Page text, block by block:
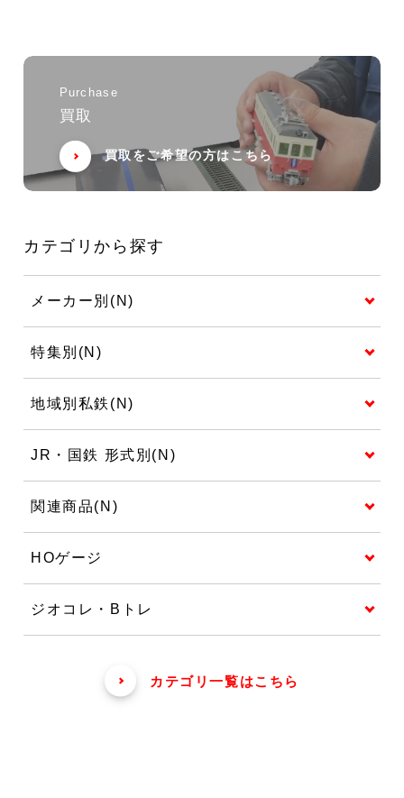
Purchase
買取
買取をご希望の方はこちら
カテゴリから探す
メーカー別(N)
特集別(N)
地域別私鉄(N)
JR・国鉄 形式別(N)
関連商品(N)
HOゲージ
ジオコレ・Bトレ
カテゴリ一覧はこちら